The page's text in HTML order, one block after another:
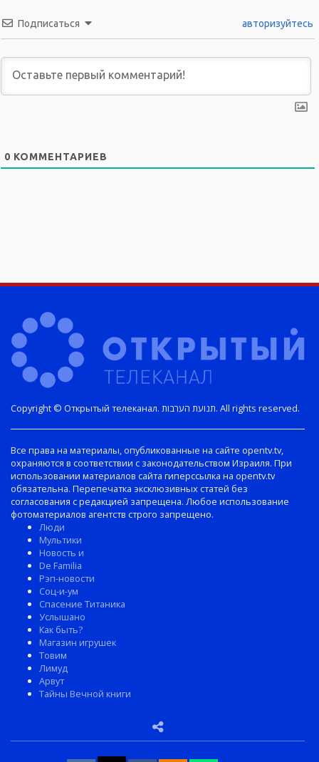
Подписаться авторизуйтесь
0 КОММЕНТАРИЕВ
Copyright © Открытый телеканал. תנועת הערבות. All rights reserved.
Все права на материалы, опубликованные на сайте opentv.tv,
охраняются в соответствии с законодательством Израиля. При
использовании материалов сайта гиперссылка на opentv.tv
обязательна. Перепечатка эксклюзивных статей без
согласования с редакцией запрещена. Любое использование
фотоматериалов агентств строго запрещено.
Люди
Мультики
Новость и
De Familia
Рэп-новости
Соц-и-ум
Спасение Титаника
Услышано
Как быть?
Магазин игрушек
Товим
Лимуд
Арвут
Тайны Вечной книги